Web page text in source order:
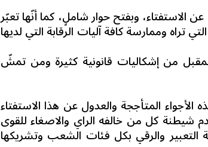
الاستفتاء، وبفتح حوار شاملٍ، كما أنّها تعبّر
تراه وممارسة كافة آليات الرقابة التي لديها
لما يطرحه الاستفتاء المقرر ليوم 25 جويلية 2022المقبل من إشكاليات قانونية كثيرة ومن تمشّ
المتأججة والعدول عن هذا الاستفتاء
شيطنة كل من خالفه الراي والاصغاء للقوى
التعبير والرقي بكل فئات الشعب وتشريكها